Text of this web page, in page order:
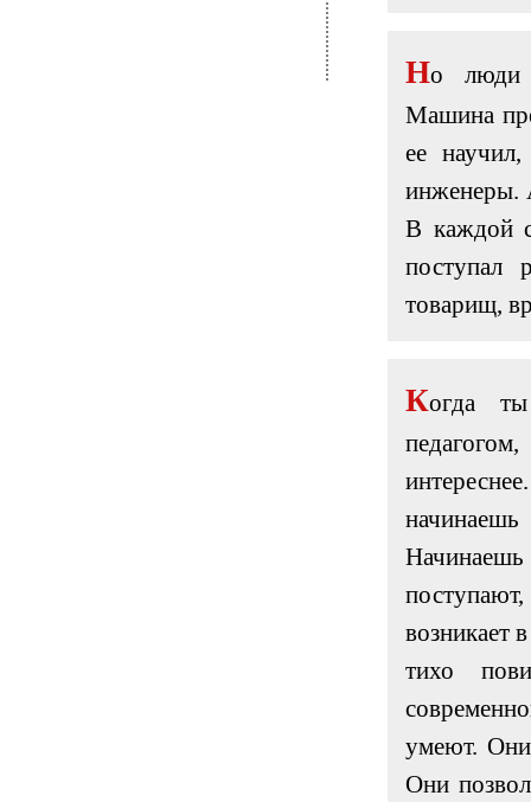
Но люди
Машина
ее
инженеры.
В каждой
поступал
товарищ,
Когда
возникает
тихо
умеют. Они
Они